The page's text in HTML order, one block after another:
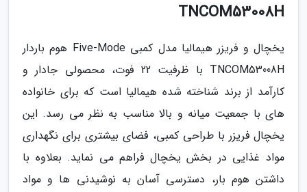
TNCOM53008H
یخچال و فریزر هیمالیا مدل کمبی Five-Mode هوم باردار
TNCOM53008H با ظرفیت 22 فوت، محصولی جادار و
کارآمد از برند شناخته شده هیمالیا است که برای خانواده
های با جمعیت میانه و بالا مناسب به نظر می رسد. این
یخچال فریزر با طراحی کمبی، فضای بیشتری برای نگهداری
مواد غذایی در بخش یخچال فراهم می نماید. بعلاوه با
داشتن هوم بار، دسترسی آسان به نوشیدنی ها و مواد